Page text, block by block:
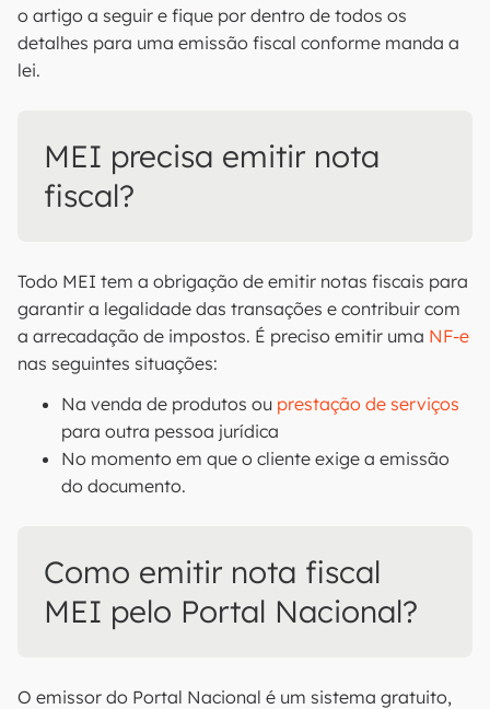
o artigo a seguir e fique por dentro de todos os
detalhes para uma emissão fiscal conforme manda a
lei.
MEI precisa emitir nota
fiscal?
Todo MEI tem a obrigação de emitir notas fiscais para
garantir a legalidade das transações e contribuir com
a arrecadação de impostos. É preciso emitir uma NF-e
nas seguintes situações:
Na venda de produtos ou prestação de serviços
para outra pessoa jurídica
No momento em que o cliente exige a emissão
do documento.
Como emitir nota fiscal
MEI pelo Portal Nacional?
O emissor do Portal Nacional é um sistema gratuito,